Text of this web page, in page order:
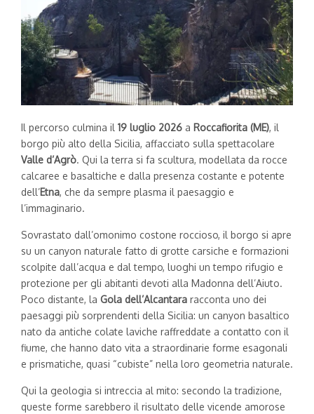
Il percorso culmina il 19 luglio 2026 a Roccafiorita (ME), il
borgo più alto della Sicilia, affacciato sulla spettacolare
Valle d’Agrò. Qui la terra si fa scultura, modellata da rocce
calcaree e basaltiche e dalla presenza costante e potente
dell’Etna, che da sempre plasma il paesaggio e
l’immaginario.
Sovrastato dall’omonimo costone roccioso, il borgo si apre
su un canyon naturale fatto di grotte carsiche e formazioni
scolpite dall’acqua e dal tempo, luoghi un tempo rifugio e
protezione per gli abitanti devoti alla Madonna dell’Aiuto.
Poco distante, la Gola dell’Alcantara racconta uno dei
paesaggi più sorprendenti della Sicilia: un canyon basaltico
nato da antiche colate laviche raffreddate a contatto con il
fiume, che hanno dato vita a straordinarie forme esagonali
e prismatiche, quasi “cubiste” nella loro geometria naturale.
Qui la geologia si intreccia al mito: secondo la tradizione,
queste forme sarebbero il risultato delle vicende amorose